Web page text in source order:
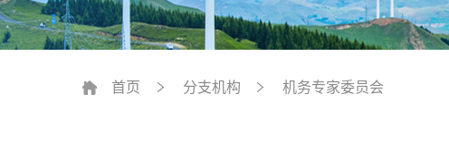
首页 分支机构 机务专家委员会